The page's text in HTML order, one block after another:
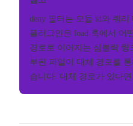
deny 필터는 모듈 id와 쿼
플러그인은 load 훅에서 어
경로로 이어지는 심볼릭 링
부된 파일이 대체 경로를
습니다. 대체 경로가 있다